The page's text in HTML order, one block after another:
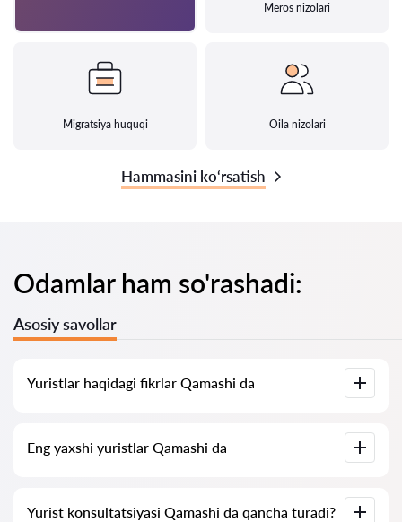
Meros nizolari
Migratsiya huquqi Oila nizolari
Hammasini ko‘rsatish
Odamlar ham so'rashadi:
Asosiy savollar
Yuristlar haqidagi fikrlar Qamashi da
to‘plangan, biz salbiy fikrlarni o‘chirmaymiz va baholarni sun’iy
oshirish imkoniyati yo‘q.
Eng yaxshi yuristlar Qamashi da
bo‘lib, unda to‘liq ma’lumot mavjud. Narxlar, fikrlar, telefon
Yurist konsultatsiyasi Qamashi da qancha turadi?